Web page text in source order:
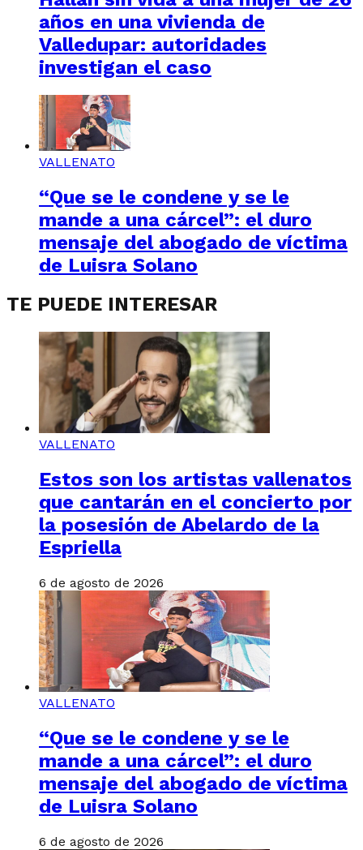
años en una vivienda de
Valledupar: autoridades
investigan el caso
VALLENATO
“Que se le condene y se le
mande a una cárcel”: el duro
mensaje del abogado de víctima
de Luisra Solano
TE PUEDE INTERESAR
VALLENATO
Estos son los artistas vallenatos
que cantarán en el concierto por
la posesión de Abelardo de la
Espriella
6 de agosto de 2026
VALLENATO
“Que se le condene y se le
mande a una cárcel”: el duro
mensaje del abogado de víctima
de Luisra Solano
6 de agosto de 2026